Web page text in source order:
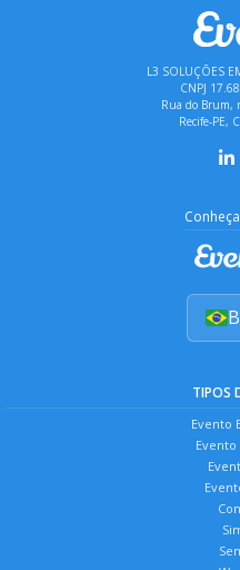
L3 SOLUÇÕES
CNPJ
Rua do Brum,
Recife-PE,
TIPOS
Evento